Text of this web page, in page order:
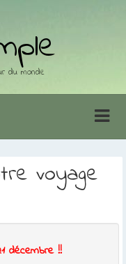
du monde
voyage
décembre !!